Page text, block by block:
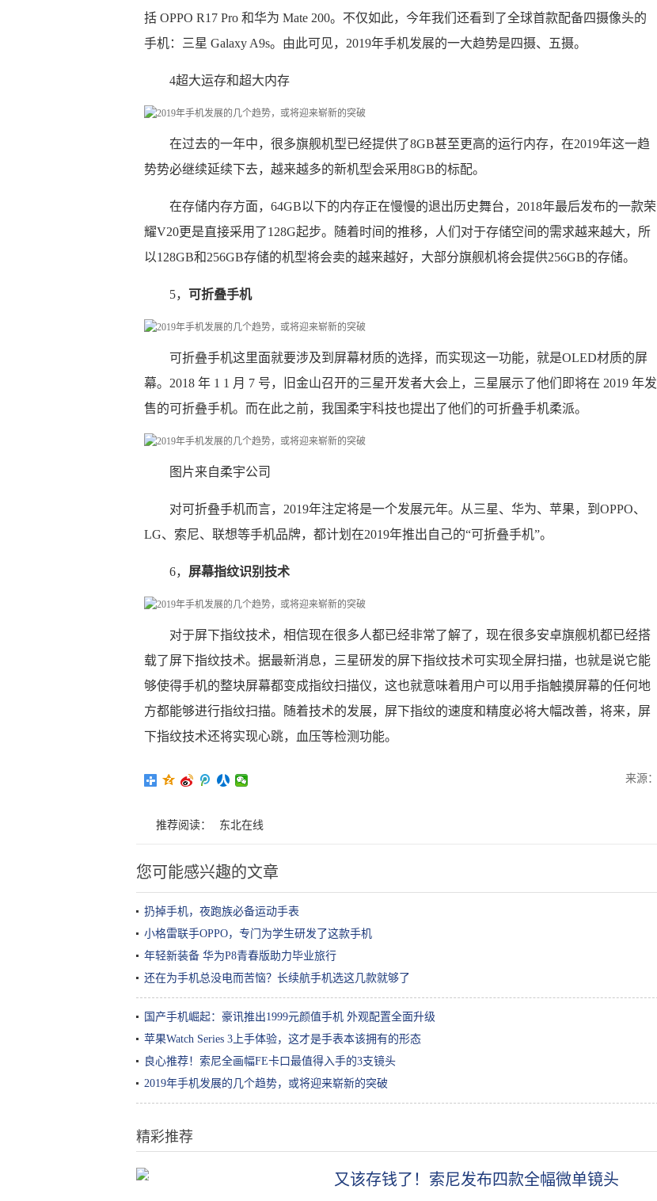
括 OPPO R17 Pro 和华为 Mate 200。不仅如此，今年我们还看到了全球首款配备四摄像头的
手机：三星 Galaxy A9s。由此可见，2019年手机发展的一大趋势是四摄、五摄。
4超大运存和超大内存
在过去的一年中，很多旗舰机型已经提供了8GB甚至更高的运行内存，在2019年这一趋
势势必继续延续下去，越来越多的新机型会采用8GB的标配。
在存储内存方面，64GB以下的内存正在慢慢的退出历史舞台，2018年最后发布的一款荣
耀V20更是直接采用了128G起步。随着时间的推移，人们对于存储空间的需求越来越大，所
以128GB和256GB存储的机型将会卖的越来越好，大部分旗舰机将会提供256GB的存储。
5， 可折叠手机
可折叠手机这里面就要涉及到屏幕材质的选择，而实现这一功能，就是OLED材质的屏
幕。2018 年 1 1 月 7 号，旧金山召开的三星开发者大会上，三星展示了他们即将在 2019 年发
售的可折叠手机。而在此之前，我国柔宇科技也提出了他们的可折叠手机柔派。
图片来自柔宇公司
对可折叠手机而言，2019年注定将是一个发展元年。从三星、华为、苹果，到OPPO、
LG、索尼、联想等手机品牌，都计划在2019年推出自己的“可折叠手机”。
6， 屏幕指纹识别技术
对于屏下指纹技术，相信现在很多人都已经非常了解了，现在很多安卓旗舰机都已经搭
载了屏下指纹技术。据最新消息，三星研发的屏下指纹技术可实现全屏扫描，也就是说它能
够使得手机的整块屏幕都变成指纹扫描仪，这也就意味着用户可以用手指触摸屏幕的任何地
方都能够进行指纹扫描。随着技术的发展，屏下指纹的速度和精度必将大幅改善，将来，屏
下指纹技术还将实现心跳，血压等检测功能。
来源：
推荐阅读： 东北在线
您可能感兴趣的文章
扔掉手机，夜跑族必备运动手表
小格雷联手OPPO，专门为学生研发了这款手机
年轻新装备 华为P8青春版助力毕业旅行
还在为手机总没电而苦恼？长续航手机选这几款就够了
国产手机崛起：豪讯推出1999元颜值手机 外观配置全面升级
苹果Watch Series 3上手体验，这才是手表本该拥有的形态
良心推荐！索尼全画幅FE卡口最值得入手的3支镜头
2019年手机发展的几个趋势，或将迎来崭新的突破
精彩推荐
“武汉热干面”英文名定了！隔着屏 又该存钱了！索尼发布四款全幅微单镜头